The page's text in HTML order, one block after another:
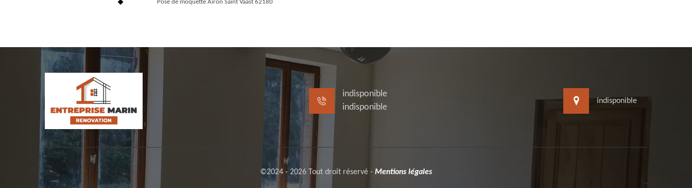
Pose de moquette Airon Saint Vaast 62180
indisponible
indisponible
indisponible
©2024 - 2026 Tout droit réservé - Mentions légales